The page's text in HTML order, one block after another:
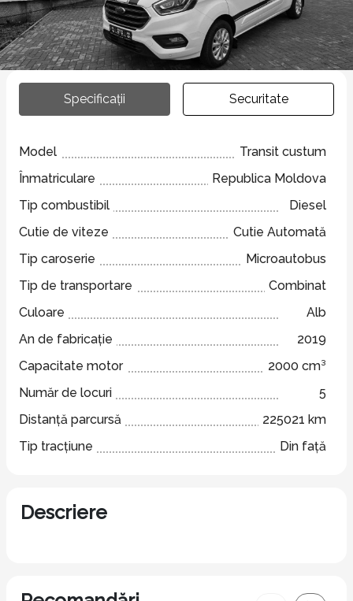
Specificații Securitate
Model
Transit custum
Înmatriculare
Republica Moldova
Tip combustibil
Diesel
Cutie de viteze
Cutie Automată
Tip caroserie
Microautobus
Tip de transportare
Combinat
Culoare
Alb
An de fabricație
2019
Capacitate motor
2000 cm³
Număr de locuri
5
Distanță parcursă
225021 km
Tip tracțiune
Din față
Descriere